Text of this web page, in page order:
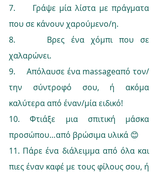
7.     Γράψε μία λίστα με πράγματα
που σε κάνουν χαρούμενο/η.
8.     Βρες ένα χόμπι που σε
χαλαρώνει.
9.     Απόλαυσε ένα massageαπό τον/
την σύντροφό σου, ή ακόμα
καλύτερα από έναν/μία ειδικό!
10. Φτιάξε μια σπιτική μάσκα
προσώπου…από βρώσιμα υλικά 😊
11. Πάρε ένα διάλειμμα από όλα και
πιες έναν καφέ με τους φίλους σου, ή